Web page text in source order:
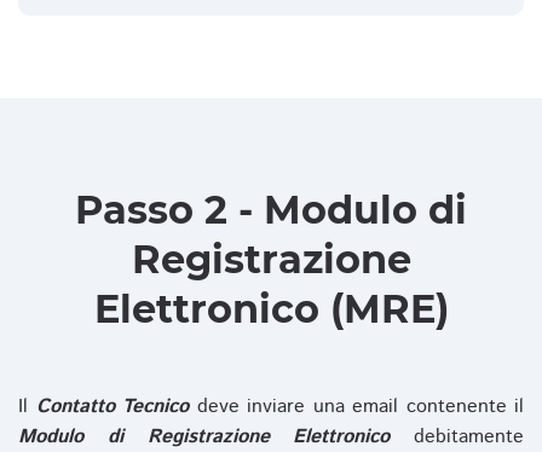
Passo 2 - Modulo di
Registrazione
Elettronico (MRE)
Il Contatto Tecnicodeve inviare una email contenente il
Modulo di Registrazione Elettronicodebitamente